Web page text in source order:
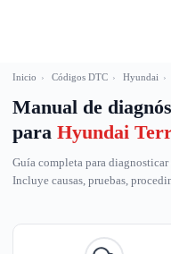
Inicio › Códigos DTC › Hyundai ›
Manual de
para Hyundai
Guía completa para
Incluye causas, pruebas,